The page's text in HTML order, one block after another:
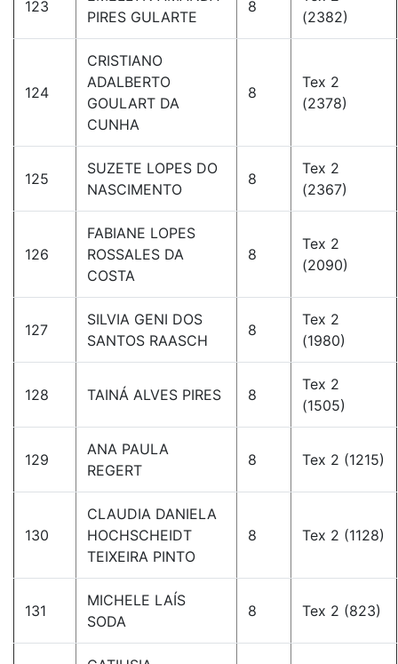
123
PIRES GULARTE
8
(2382)
124
CRISTIANO
ADALBERTO
GOULART DA
CUNHA
8
Tex 2
(2378)
125
SUZETE LOPES DO
NASCIMENTO
8
Tex 2
(2367)
126
FABIANE LOPES
ROSSALES DA
COSTA
8
Tex 2
(2090)
127
SILVIA GENI DOS
SANTOS RAASCH
8
Tex 2
(1980)
128 TAINÁ ALVES PIRES 8
Tex 2
(1505)
129
ANA PAULA
REGERT
8 Tex 2 (1215)
130
CLAUDIA DANIELA
HOCHSCHEIDT
TEIXEIRA PINTO
8 Tex 2 (1128)
131
MICHELE LAÍS
SODA
8 Tex 2 (823)